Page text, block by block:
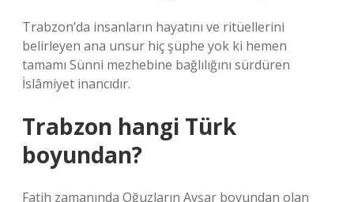
Trabzon’da insanların hayatını ve ritüellerini
belirleyen ana unsur hiç şüphe yok ki hemen
tamamı Sünni mezhebine bağlılığını sürdüren
İslâmiyet inancıdır.
Trabzon hangi Türk
boyundan?
Fatih zamanında Oğuzların Avşar boyundan olan